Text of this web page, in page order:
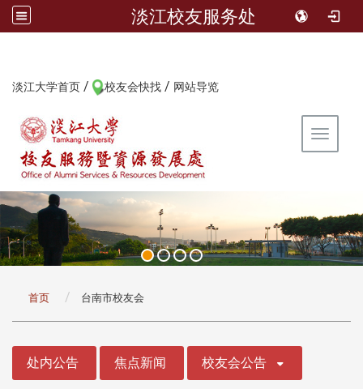
淡江校友服务处
淡江大学首页 / 校友会快找 / 网站导览
Toggle
首页 台南市校友会
处内公告 焦点新闻 校友会公告